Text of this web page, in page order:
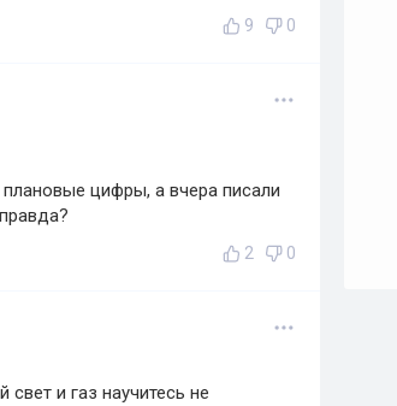
9 0
цифры, а вчера писали
2 0
и газ научитесь не